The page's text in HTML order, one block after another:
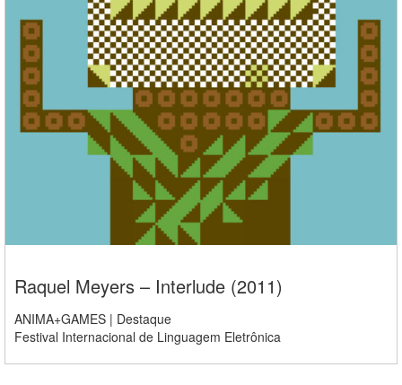
Raquel Meyers – Interlude (2011)
ANIMA+GAMES | Destaque
Festival Internacional de Linguagem Eletrônica